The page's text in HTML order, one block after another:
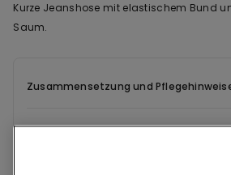
Kurze Jeanshose mit elastischem Bund
Saum.
Zusammensetzung und
Versand und Rückgabe